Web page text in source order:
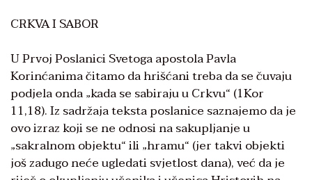
CRKVA I SABOR
U Prvoj Poslanici Svetoga apostola Pavla
Korinćanima čitamo da hrišćani treba da se čuvaju
podjela onda „kada se sabiraju u Crkvu“ (1Kor
11,18). Iz sadržaja teksta poslanice saznajemo da je
ovo izraz koji se ne odnosi na sakupljanje u
„sakralnom objektu“ ili „hramu“ (jer takvi objekti
još zadugo neće ugledati svjetlost dana), već da je